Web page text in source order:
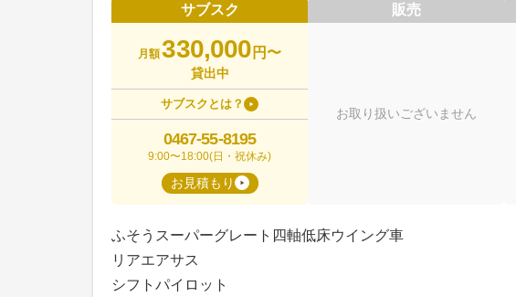
サブスク
月額330,000 円〜
貸出中
サブスクとは？
0467-55-8195
9:00〜18:00(日・祝休み)
お見積もり
販売
お取り扱いございません
ふそうスーパーグレート四軸低床ウイング車
リアエアサス
シフトパイロット